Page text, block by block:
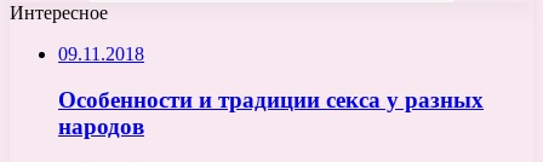
Интересное
09.11.2018
Особенности и традиции секса у разных
народов